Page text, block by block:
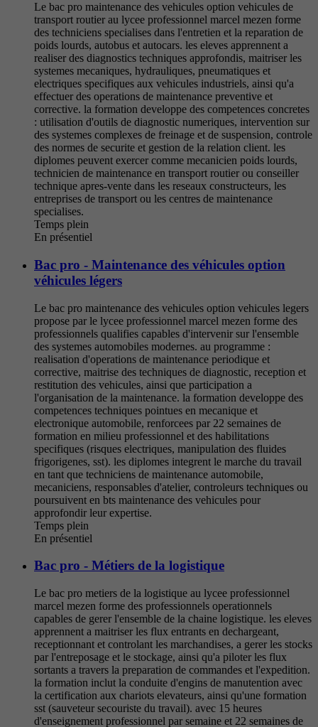
Le bac pro maintenance des vehicules option vehicules de
transport routier au lycee professionnel marcel mezen forme
des techniciens specialises dans l'entretien et la reparation de
poids lourds, autobus et autocars. les eleves apprennent a
realiser des diagnostics techniques approfondis, maitriser les
systemes mecaniques, hydrauliques, pneumatiques et
electriques specifiques aux vehicules industriels, ainsi qu'a
effectuer des operations de maintenance preventive et
corrective. la formation developpe des competences concretes
: utilisation d'outils de diagnostic numeriques, intervention sur
des systemes complexes de freinage et de suspension, controle
des normes de securite et gestion de la relation client. les
diplomes peuvent exercer comme mecanicien poids lourds,
technicien de maintenance en transport routier ou conseiller
technique apres-vente dans les reseaux constructeurs, les
entreprises de transport ou les centres de maintenance
specialises.
Temps plein
En présentiel
Bac pro - Maintenance des véhicules option
véhicules légers
Le bac pro maintenance des vehicules option vehicules legers
propose par le lycee professionnel marcel mezen forme des
professionnels qualifies capables d'intervenir sur l'ensemble
des systemes automobiles modernes. au programme :
realisation d'operations de maintenance periodique et
corrective, maitrise des techniques de diagnostic, reception et
restitution des vehicules, ainsi que participation a
l'organisation de la maintenance. la formation developpe des
competences techniques pointues en mecanique et
electronique automobile, renforcees par 22 semaines de
formation en milieu professionnel et des habilitations
specifiques (risques electriques, manipulation des fluides
frigorigenes, sst). les diplomes integrent le marche du travail
en tant que techniciens de maintenance automobile,
mecaniciens, responsables d'atelier, controleurs techniques ou
poursuivent en bts maintenance des vehicules pour
approfondir leur expertise.
Temps plein
En présentiel
Bac pro - Métiers de la logistique
Le bac pro metiers de la logistique au lycee professionnel
marcel mezen forme des professionnels operationnels
capables de gerer l'ensemble de la chaine logistique. les eleves
apprennent a maitriser les flux entrants en dechargeant,
receptionnant et controlant les marchandises, a gerer les stocks
par l'entreposage et le stockage, ainsi qu'a piloter les flux
sortants a travers la preparation de commandes et l'expedition.
la formation inclut la conduite d'engins de manutention avec
la certification aux chariots elevateurs, ainsi qu'une formation
sst (sauveteur secouriste du travail). avec 15 heures
d'enseignement professionnel par semaine et 22 semaines de